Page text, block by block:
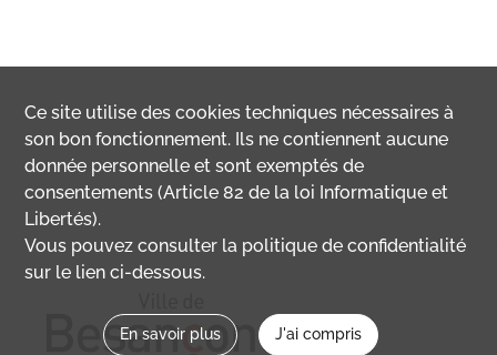
Ce site utilise descookies techniques nécessaires à
son bon fonctionnement. Ils ne contiennent aucune
donnée personnelle et sont exemptés de
consentements (Article 82 de la loi Informatique et
Libertés).
Vous pouvez consulter la politique de confidentialité
sur le lien ci-dessous.
En savoir plus J'ai compris